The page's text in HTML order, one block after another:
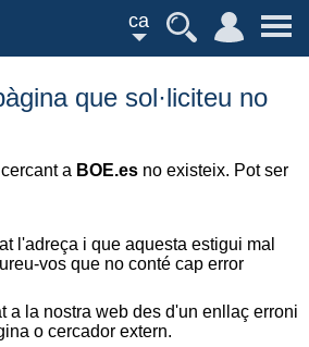
ca
que sol·liciteu no
a BOE.es no existeix. Pot ser
l'adreça i que aquesta estigui mal
vos que no conté cap error
a la nostra web des d'un enllaç erroni
o cercador extern.